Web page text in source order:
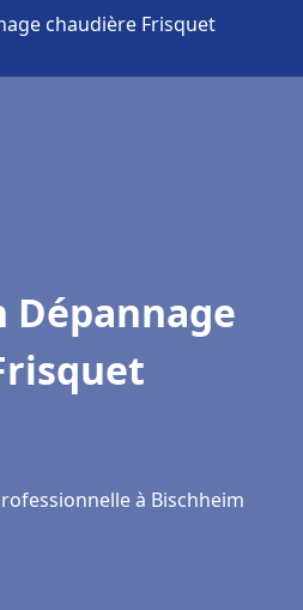
chaudière Frisquet
à Bischheim